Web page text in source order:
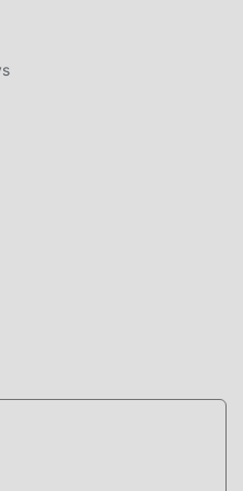
de adventure . Sua
jogos tradicionais de
apenas precisa ir ao
possa iniciar
Chance 1.0.8. Ao mesmo
plataforma especial para
, permitindo que você se
está esperando? Entre
de adventure com